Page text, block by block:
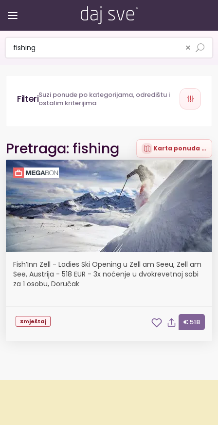
×
Suzi ponude po kategorijama, odredištu i
ostalim kriterijima
Pretraga: fishing Karta ponuda (1)
Fish’Inn Zell - Ladies Ski Opening u Zell am Seeu, Zell am
See, Austrija - 518 EUR - 3x noćenje u dvokrevetnoj sobi
za 1 osobu, Doručak
Smještaj € 518